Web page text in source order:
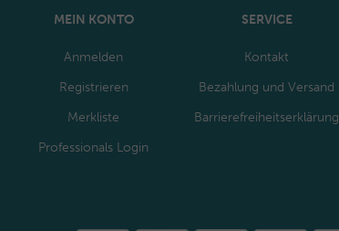
MEIN KONTO
Anmelden
Registrieren
Merkliste
Professionals Login
SERVICE
Kontakt
Bezahlung und Versand
Barrierefreiheitserklärung